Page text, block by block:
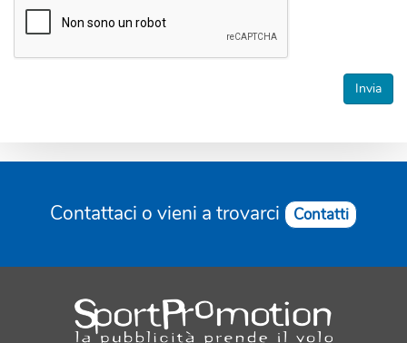
Invia
Contattaci o vieni a trovarci Contatti